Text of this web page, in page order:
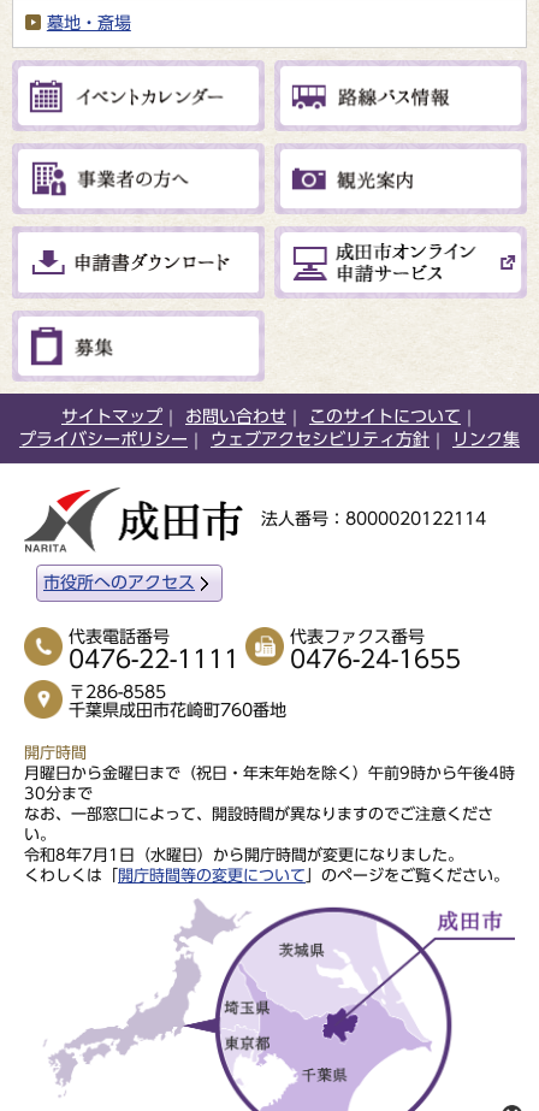
墓地・斎場
サイトマップ お問い合わせ
このサイトについて
プライバシーポリシー
ウェブアクセシビリティ方針 リンク集
法人番号：8000020122114
市役所へのアクセス
代表電話番号
0476-22-1111
代表ファクス番号
0476-24-1655
〒286-8585
千葉県成田市花崎町760番地
開庁時間
月曜日から金曜日まで（祝日・年末年始を除く）午前9時から午後4時
30分まで
なお、一部窓口によって、開設時間が異なりますのでご注意くださ
い。
令和8年7月1日（水曜日）から開庁時間が変更になりました。
くわしくは「
開庁時間等の変更について 」のページをご覧ください。